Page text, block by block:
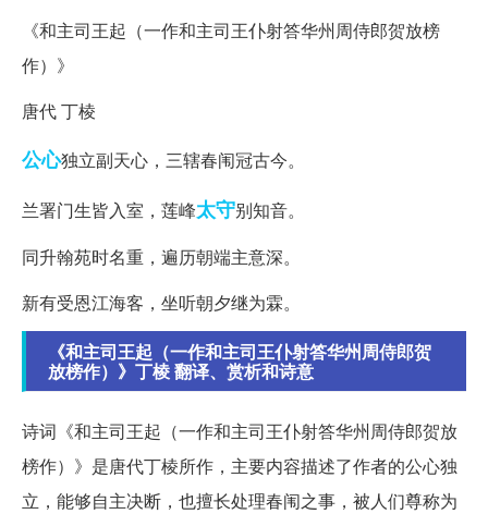
《和主司王起（一作和主司王仆射答华州周侍郎贺放榜
作）》
唐代 丁棱
公心独立副天心，三辖春闱冠古今。
兰署门生皆入室，莲峰太守别知音。
同升翰苑时名重，遍历朝端主意深。
新有受恩江海客，坐听朝夕继为霖。
《和主司王起（一作和主司王仆射答华州周侍郎贺
放榜作）》丁棱 翻译、赏析和诗意
诗词《和主司王起（一作和主司王仆射答华州周侍郎贺放
榜作）》是唐代丁棱所作，主要内容描述了作者的公心独
立，能够自主决断，也擅长处理春闱之事，被人们尊称为